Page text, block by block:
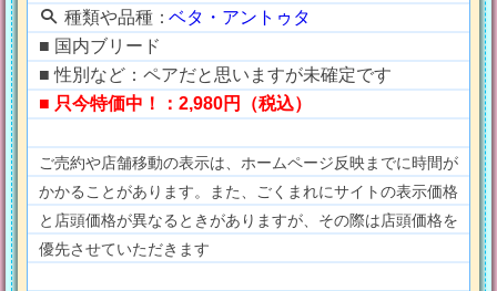
種類や品種：ベタ・アントゥタ
■ 国内ブリード
■ 性別など：ペアだと思いますが未確定です
■ 只今特価中！：2,980円（税込）
ご売約や店舗移動の表示は、ホームページ反映までに時間が
かかることがあります。また、ごくまれにサイトの表示価格
と店頭価格が異なるときがありますが、その際は店頭価格を
優先させていただきます